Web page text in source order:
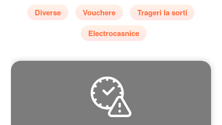
Diverse Vouchere
Trageri la sorti
Electrocasnice